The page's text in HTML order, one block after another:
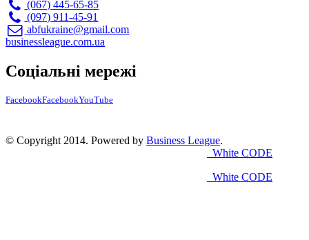
(067) 445-65-85
(097) 911-45-91
abfukraine@gmail.com
businessleague.com.ua
Соціальні мережі
FacebookFacebookYouTube
© Copyright 2014. Powered by Business League.
White CODE
White CODE